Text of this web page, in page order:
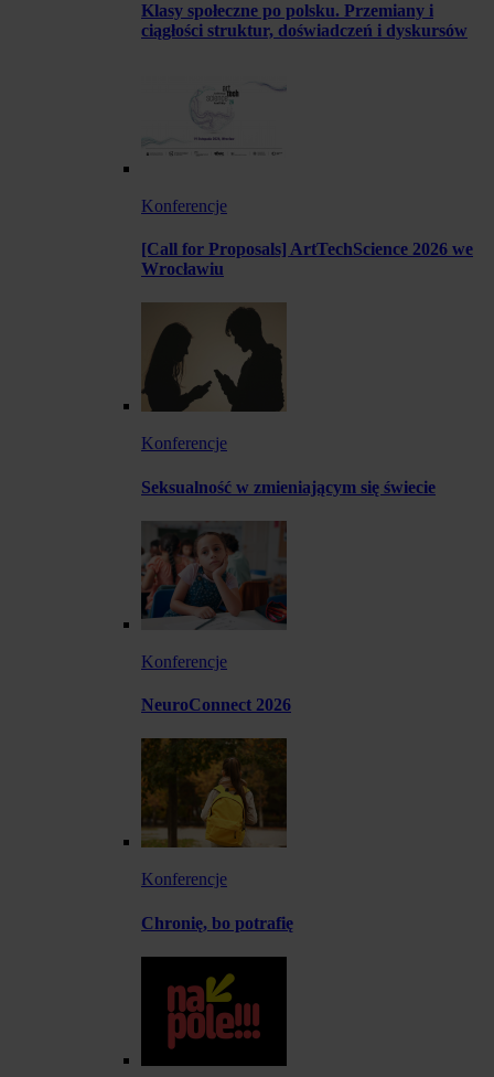
Klasy społeczne po polsku. Przemiany i
ciągłości struktur, doświadczeń i dyskursów
Konferencje
[Call for Proposals] ArtTechScience 2026 we
Wrocławiu
Konferencje
Seksualność w zmieniającym się świecie
Konferencje
NeuroConnect 2026
Konferencje
Chronię, bo potrafię